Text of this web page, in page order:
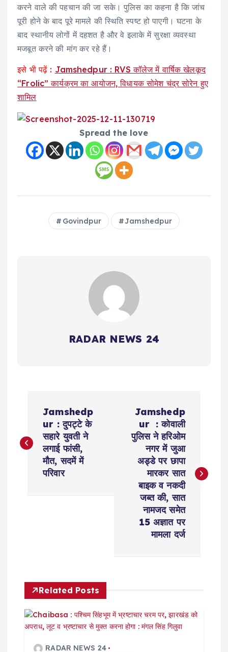
करने वाले की पहचान की जा सके। पुलिस का कहना है कि जांच
पूरी होने के बाद पूरे मामले की स्थिति स्पष्ट हो पाएगी। घटना के
बाद स्थानीय लोगों में दहशत है और वे इलाके में सुरक्षा व्यवस्था
मजबूत करने की मांग कर रहे हैं।
इसे भी पढ़ें : Jamshedpur : RVS कॉलेज में वार्षिक खेलकूद
“Frolic” कार्यक्रम का आयोजन, विधायक सोमेश चंद्र सोरेन हुए
शामिल
Spread the love
Govindpur Jamshedpur
RADAR NEWS 24
s
g
a
Jamshedp
ur : दुपट्टे के
सहारे युवती ने
लगाई फांसी,
मौत, सदमें में
परिवार
Jamshedp
ur : कोवाली
पुलिस ने हरिओम
नगर में जुआ
अड्डे पर छापा
मारकर सात
बाइक व नकदी
जब्त की, सात
नामजद समेत
15 अज्ञात पर
मामला दर्ज
Related Posts
RADAR NEWS 24